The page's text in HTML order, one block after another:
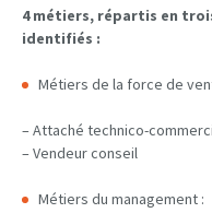
4 métiers, répartis en
identifiés :
Métiers de la force de
– Attaché technico-
– Vendeur conseil
Métiers du management :